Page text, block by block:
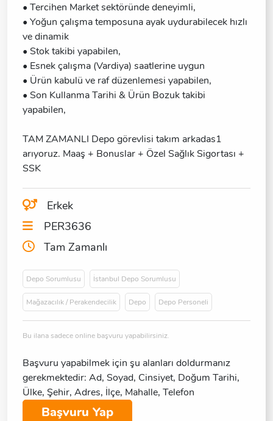
• Tercihen Market sektöründe deneyimli,
• Yoğun çalışma temposuna ayak uydurabilecek hızlı
ve dinamik
• Stok takibi yapabilen,
• Esnek çalışma (Vardiya) saatlerine uygun
• Ürün kabulü ve raf düzenlemesi yapabilen,
• Son Kullanma Tarihi & Ürün Bozuk takibi
yapabilen,
TAM ZAMANLI Depo görevlisi takım arkadas1
arıyoruz. Maaş + Bonuslar + Özel Sağlık Sigortası +
Erkek
PER3636
Tam Zamanlı
Depo Sorumlusu İstanbul Depo Sorumlusu
Mağazacılık / Perakendecilik Depo Depo Personeli
Bu ilana sadece online başvuru yapabilirsiniz.
Başvuru yapabilmek için şu alanları doldurmanız
gerekmektedir: Ad, Soyad, Cinsiyet, Doğum Tarihi,
Ülke, Şehir, Adres, İlçe, Mahalle, Telefon
Başvuru Yap